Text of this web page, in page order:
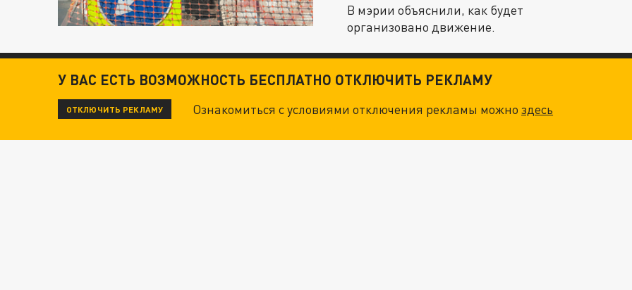
В мэрии объяснили, как будет
организовано движение.
У ВАС ЕСТЬ ВОЗМОЖНОСТЬ БЕСПЛАТНО ОТКЛЮЧИТЬ РЕКЛАМУ
ОТКЛЮЧИТЬ РЕКЛАМУ Ознакомиться с условиями отключения рекламы можноздесь